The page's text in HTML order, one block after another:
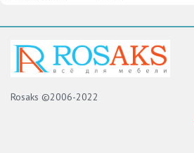
Rosaks ©2006-2022